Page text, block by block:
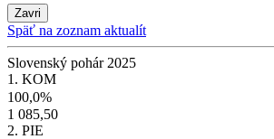
Zavri
Späť na zoznam aktualít
Slovenský pohár 2025
1. KOM
100,0%
1 085,50
2. PIE